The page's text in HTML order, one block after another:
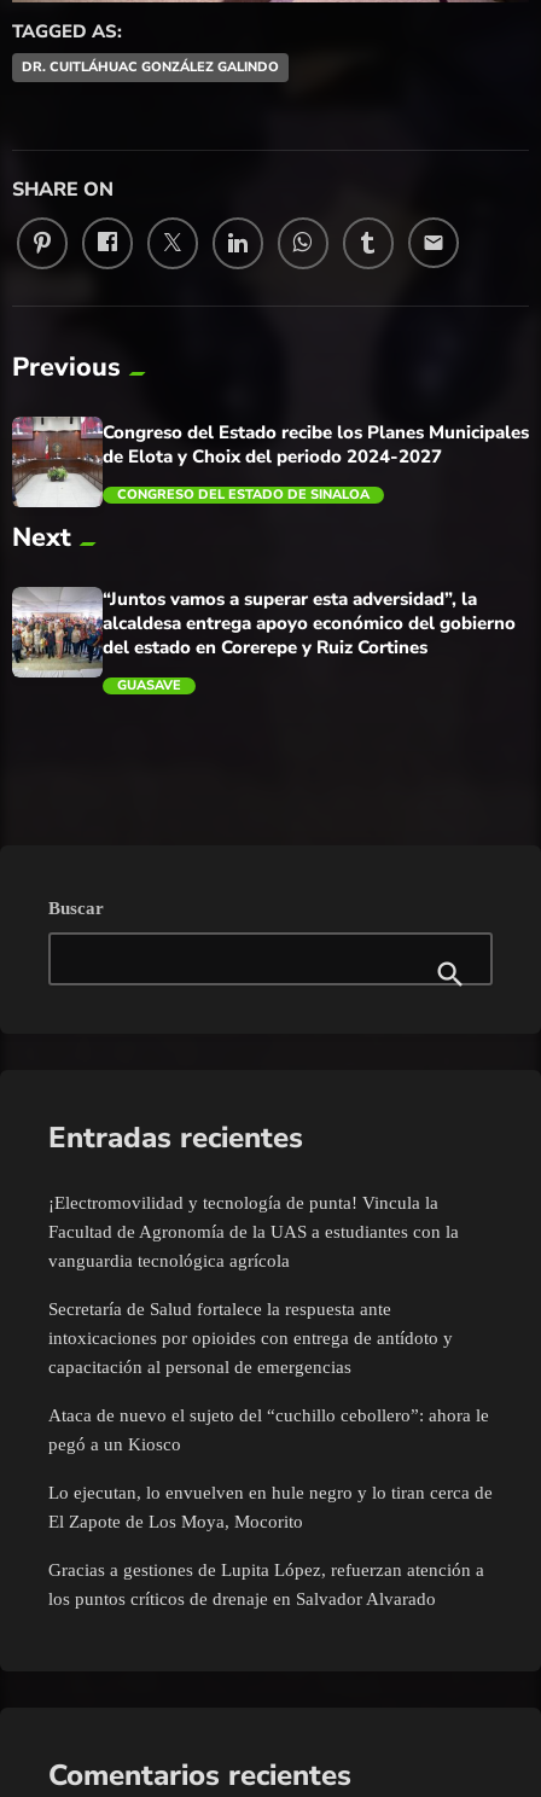
TAGGED AS:
DR. CUITLÁHUAC GONZÁLEZ GALINDO
SHARE ON
email
Previous
Congreso del Estado recibe los Planes Municipales
de Elota y Choix del periodo 2024-2027
CONGRESO DEL ESTADO DE SINALOA
Next
“Juntos vamos a superar esta adversidad”, la
alcaldesa entrega apoyo económico del gobierno
del estado en Corerepe y Ruiz Cortines
GUASAVE
Buscar
Entradas recientes
¡Electromovilidad y tecnología de punta! Vincula la
Facultad de Agronomía de la UAS a estudiantes con la
vanguardia tecnológica agrícola
Secretaría de Salud fortalece la respuesta ante
intoxicaciones por opioides con entrega de antídoto y
capacitación al personal de emergencias
Ataca de nuevo el sujeto del “cuchillo cebollero”: ahora le
pegó a un Kiosco
Lo ejecutan, lo envuelven en hule negro y lo tiran cerca de
El Zapote de Los Moya, Mocorito
Gracias a gestiones de Lupita López, refuerzan atención a
los puntos críticos de drenaje en Salvador Alvarado
Comentarios recientes